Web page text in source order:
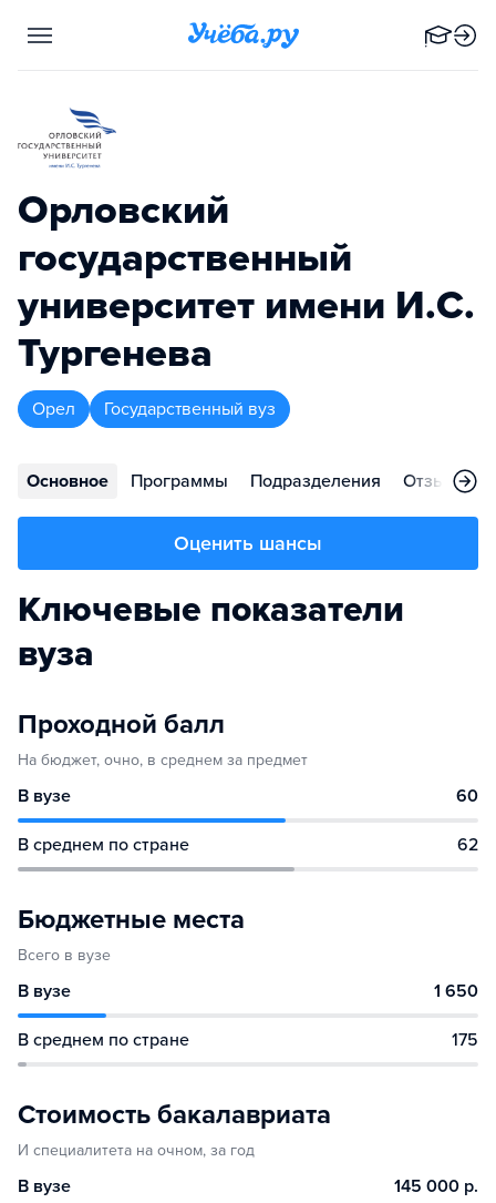
Орловский
государственный
университет имени И.С.
Тургенева
Орел Государственный вуз
Основное Программы Подразделения Отзывы
Оценить шансы
Ключевые показатели
вуза
Проходной балл
На бюджет, очно, в среднем за предмет
В вузе 60
В среднем по стране 62
Бюджетные места
Всего в вузе
В вузе 1 650
В среднем по стране 175
Стоимость бакалавриата
И специалитета на очном, за год
В вузе 145 000 р.